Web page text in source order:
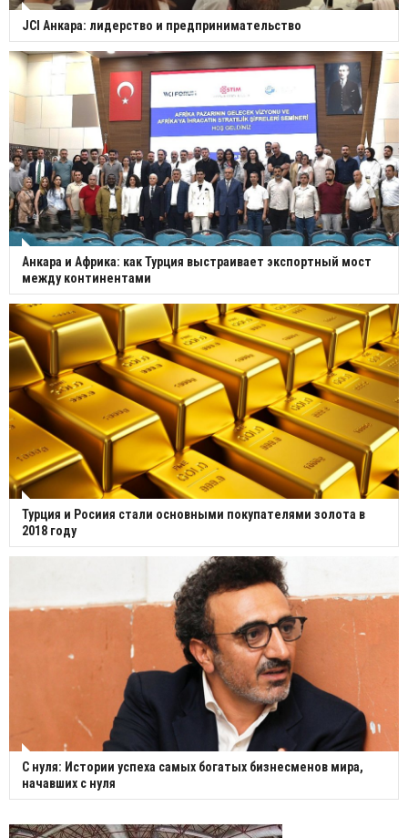
JCI Анкара: лидерство и предпринимательство
Анкара и Африка: как Турция выстраивает экспортный мост
между континентами
Турция и Росиия стали основными покупателями золота в
2018 году
С нуля: Истории успеха самых богатых бизнесменов мира,
начавших с нуля